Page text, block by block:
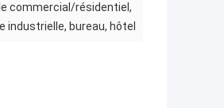
commercial/résidentiel,
industrielle, bureau, hôtel